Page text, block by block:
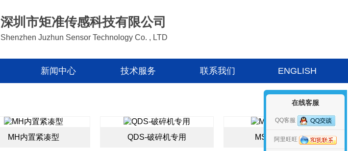
深圳市矩准传感科技有限公司
Shenzhen Juzhun Sensor Technology Co. , LTD
新闻中心 技术服务 联系我们 ENGLISH
MH内置紧凑型 QDS-破碎机专用 MS防爆定制型
在线客服
QQ客服
阿里旺旺